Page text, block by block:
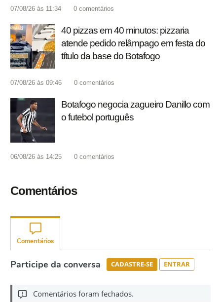
07/08/26 às 11:34 0 comentários
40 pizzas em 40 minutos: pizzaria
atende pedido relâmpago em festa do
título da base do Botafogo
07/08/26 às 09:46 0 comentários
Botafogo negocia zagueiro Danillo com
o futebol português
06/08/26 às 14:25 0 comentários
Comentários